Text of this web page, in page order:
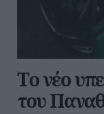
Tο νέο
του